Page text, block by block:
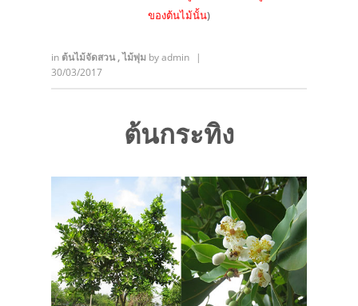
ของต้นไม้นั้น)
in ต้นไม้จัดสวน,ไม้พุ่ม byadmin
|
30/03/2017
ต้นกระทิง